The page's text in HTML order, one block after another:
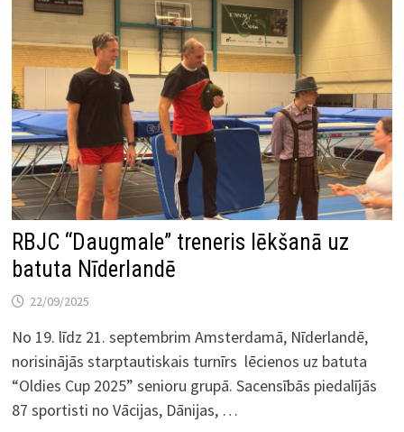
RBJC “Daugmale” treneris lēkšanā uz
batuta Nīderlandē
22/09/2025
No 19. līdz 21. septembrim Amsterdamā, Nīderlandē,
norisinājās starptautiskais turnīrs lēcienos uz batuta
“Oldies Cup 2025” senioru grupā. Sacensībās piedalījās
87 sportisti no Vācijas, Dānijas, …